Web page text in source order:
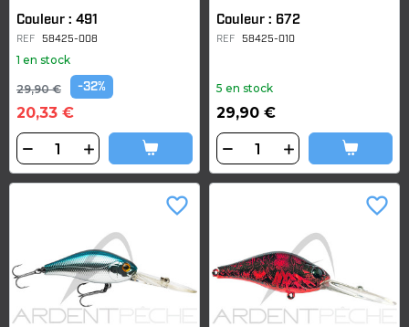
Couleur : 491
REF 58425-008
1 en stock
29,90 € -32%
20,33 €
Couleur : 672
REF 58425-010
5 en stock
29,90 €
favorite_border favorite_border